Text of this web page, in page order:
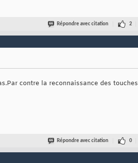
Répondre avec citation 2
contre la reconnaissance des touches
Répondre avec citation 0